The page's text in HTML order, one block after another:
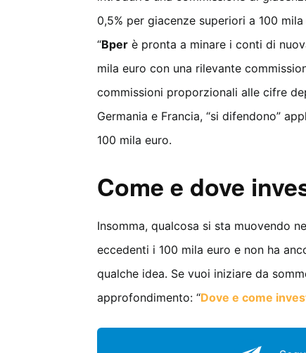
0,5% per giacenze superiori a 100
“Bper è pronta a minare i conti di
mila euro con una rilevante
commissioni proporzionali alle cifre
Germania e Francia, “si difendono”
100 mila euro.
Come e dove
Insomma, qualcosa si sta muovendo
eccedenti i 100 mila euro e non ha
qualche idea. Se vuoi iniziare da
approfondimento: “Dove e come